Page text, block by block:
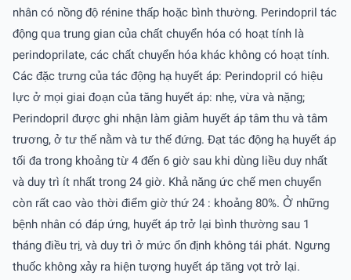
nhân có nồng độ rénine thấp hoặc bình thường. Perindopril tác
động qua trung gian của chất chuyển hóa có hoạt tính là
perindoprilate, các chất chuyển hóa khác không có hoạt tính.
Các đặc trưng của tác động hạ huyết áp: Perindopril có hiệu
lực ở mọi giai đoạn của tăng huyết áp: nhẹ, vừa và nặng;
Perindopril được ghi nhận làm giảm huyết áp tâm thu và tâm
trương, ở tư thế nằm và tư thế đứng. Ðạt tác động hạ huyết áp
tối đa trong khoảng từ 4 đến 6 giờ sau khi dùng liều duy nhất
và duy trì ít nhất trong 24 giờ. Khả năng ức chế men chuyển
còn rất cao vào thời điểm giờ thứ 24 : khoảng 80%. Ở những
bệnh nhân có đáp ứng, huyết áp trở lại bình thường sau 1
tháng điều trị, và duy trì ở mức ổn định không tái phát. Ngưng
thuốc không xảy ra hiện tượng huyết áp tăng vọt trở lại.